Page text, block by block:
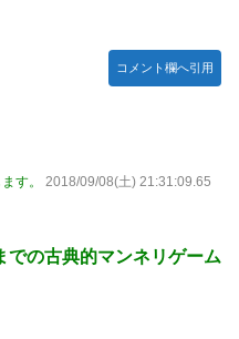
コメント欄へ引用
す。
2018/09/08(土) 21:31:09.65
での古典的マンネリゲーム